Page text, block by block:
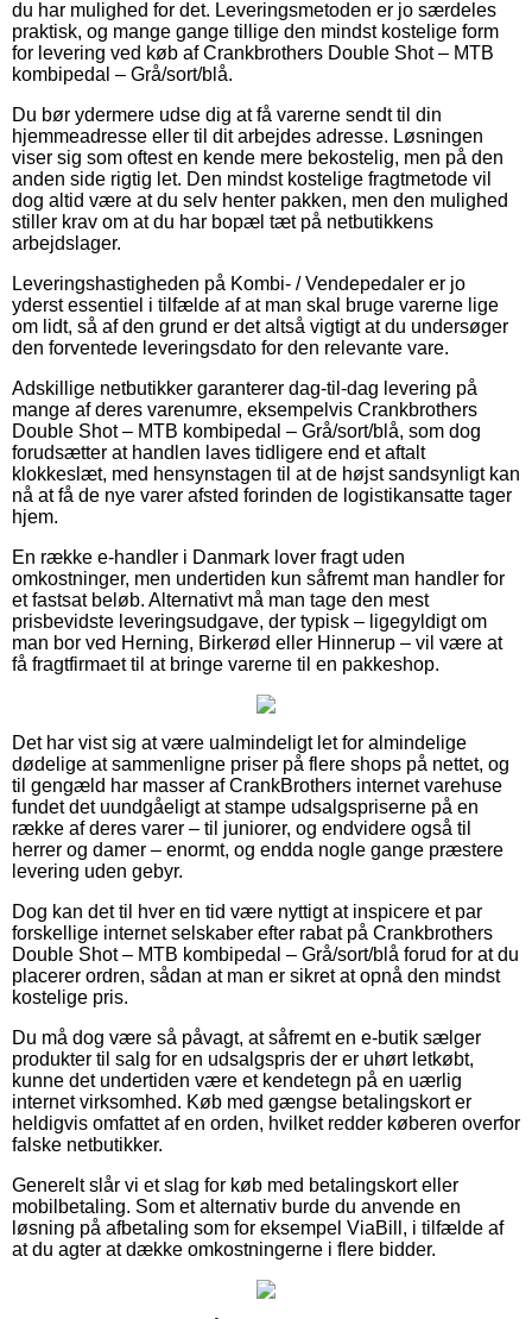
du har mulighed for det. Leveringsmetoden er jo særdeles
praktisk, og mange gange tillige den mindst kostelige form
for levering ved køb af Crankbrothers Double Shot – MTB
kombipedal – Grå/sort/blå.
Du bør ydermere udse dig at få varerne sendt til din
hjemmeadresse eller til dit arbejdes adresse. Løsningen
viser sig som oftest en kende mere bekostelig, men på den
anden side rigtig let. Den mindst kostelige fragtmetode vil
dog altid være at du selv henter pakken, men den mulighed
stiller krav om at du har bopæl tæt på netbutikkens
arbejdslager.
Leveringshastigheden på Kombi- / Vendepedaler er jo
yderst essentiel i tilfælde af at man skal bruge varerne lige
om lidt, så af den grund er det altså vigtigt at du undersøger
den forventede leveringsdato for den relevante vare.
Adskillige netbutikker garanterer dag-til-dag levering på
mange af deres varenumre, eksempelvis Crankbrothers
Double Shot – MTB kombipedal – Grå/sort/blå, som dog
forudsætter at handlen laves tidligere end et aftalt
klokkeslæt, med hensynstagen til at de højst sandsynligt kan
nå at få de nye varer afsted forinden de logistikansatte tager
hjem.
En række e-handler i Danmark lover fragt uden
omkostninger, men undertiden kun såfremt man handler for
et fastsat beløb. Alternativt må man tage den mest
prisbevidste leveringsudgave, der typisk – ligegyldigt om
man bor ved Herning, Birkerød eller Hinnerup – vil være at
få fragtfirmaet til at bringe varerne til en pakkeshop.
Det har vist sig at være ualmindeligt let for almindelige
dødelige at sammenligne priser på flere shops på nettet, og
til gengæld har masser af CrankBrothers internet varehuse
fundet det uundgåeligt at stampe udsalgspriserne på en
række af deres varer – til juniorer, og endvidere også til
herrer og damer – enormt, og endda nogle gange præstere
levering uden gebyr.
Dog kan det til hver en tid være nyttigt at inspicere et par
forskellige internet selskaber efter rabat på Crankbrothers
Double Shot – MTB kombipedal – Grå/sort/blå forud for at du
placerer ordren, sådan at man er sikret at opnå den mindst
kostelige pris.
Du må dog være så påvagt, at såfremt en e-butik sælger
produkter til salg for en udsalgspris der er uhørt letkøbt,
kunne det undertiden være et kendetegn på en uærlig
internet virksomhed. Køb med gængse betalingskort er
heldigvis omfattet af en orden, hvilket redder køberen overfor
falske netbutikker.
Generelt slår vi et slag for køb med betalingskort eller
mobilbetaling. Som et alternativ burde du anvende en
løsning på afbetaling som for eksempel ViaBill, i tilfælde af
at du agter at dække omkostningerne i flere bidder.